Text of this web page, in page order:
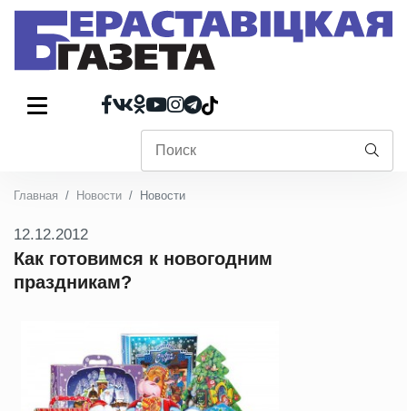
Главная Новости Новости
12.12.2012
Как готовимся к новогодним
праздникам?